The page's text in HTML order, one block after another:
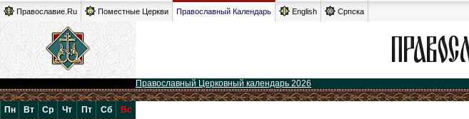
Православие.Ru Поместные Церкви Православный Календарь English Српска
Православный Церковный календарь 2026
Пн Вт Ср Чт Пт Сб
Вс